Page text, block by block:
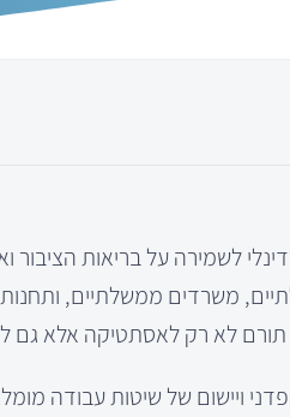
לשמירה על בריאות
משרדים ממשלתיים,
תורם לא רק לאסתטיקה אלא
קפדני ויישום של שיטות